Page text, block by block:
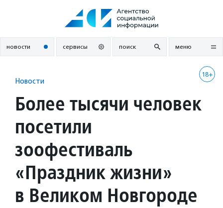
новости сервисы поиск меню
18+
Новости
Более тысячи человек
посетили
зоофестиваль
«Праздник жизни»
в Великом Новгороде